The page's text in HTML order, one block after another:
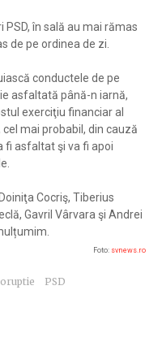
în sală au mai rămas
de pe ordinea de zi.
conductele de pe
asfaltată până-n iarnă,
exerciţiu financiar al
mai probabil, din cauză
fi asfaltat şi va fi apoi
Cocriş, Tiberius
Gavril Vârvara şi Andrei
Foto: svnews.ro
PSD